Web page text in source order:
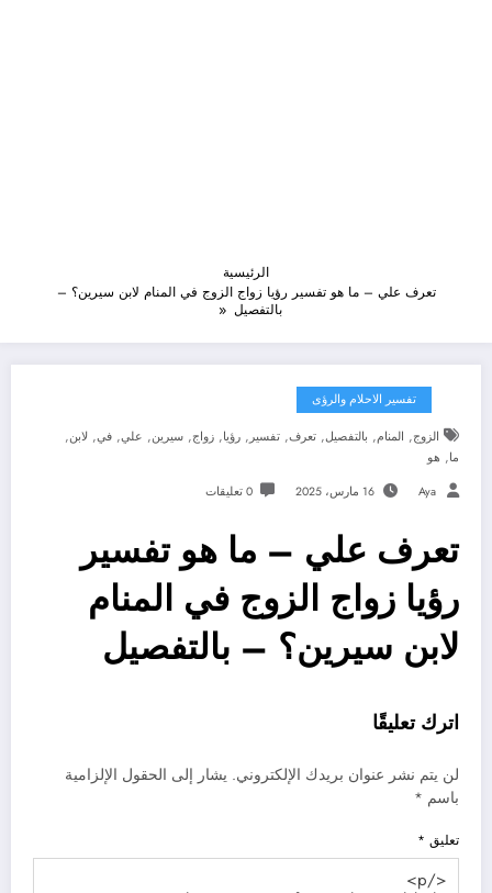
الرئيسية
تعرف علي – ما هو تفسير رؤيا زواج الزوج في المنام لابن سيرين؟ –
بالتفصيل
تفسير الاحلام والرؤى
الزوج, المنام, بالتفصيل, تعرف, تفسير , رؤيا, زواج, سيرين, علي, في, لابن,
ما, هو
Aya 16 مارس، 2025 0 تعليقات
تعرف علي – ما هو تفسير
رؤيا زواج الزوج في المنام
لابن سيرين؟ – بالتفصيل
اترك تعليقًا
لن يتم نشر عنوان بريدك الإلكتروني. يشار إلى الحقول الإلزامية
باسم *
تعليق *